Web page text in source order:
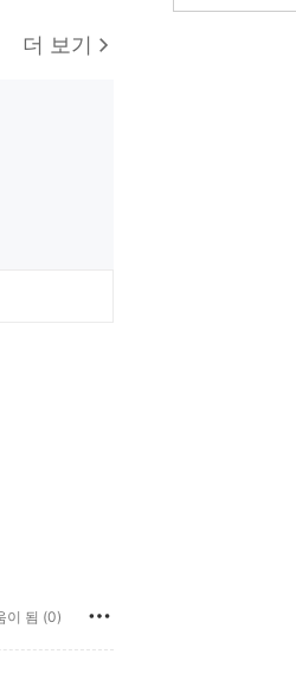
더 보기
이 됨 (0)